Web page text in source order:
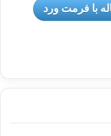
با فرمت ورد